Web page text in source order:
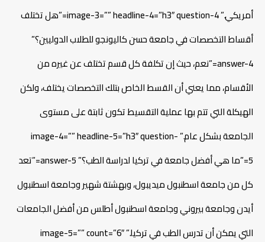
أمريكي.” image-3=”” headline-4=”h3″ question-4=”هل تختلف
أقساط التخصصات في جامعة حسن كاليونجو للطلاب الدوليين؟”
answer-4=”نعم، حيث إن تكلفة كل قسم تختلف عن غيره من
الأقسام، مما يعني أن القسط الخاص بتلك التخصصات يختلف، ولكن
الهيكلة التي تتم بها عملية التقسيط تكون ثابتة على مستوى
الجامعة بشكل عام.” image-4=”” headline-5=”h3″ question-
5=”ما هي أفضل جامعة في تركيا لدراسة الطب؟” answer-5=”تعد
كل من جامعة اسطنبول ميديبول، وبهشتة شهير وجامعة اسطنبول
أيدن وجامعة بيروني وجامعة اسطنبول أطلس من أفضل الجامعات
التي يمكن أن تدرس الطب في تركيا.” image-5=”” count=”6″